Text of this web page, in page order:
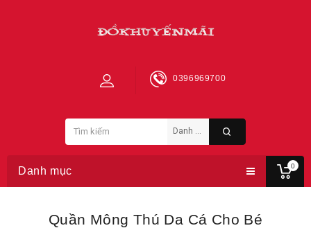
0
0396969700
Danh mục
Quần Mông Thú Da Cá Cho Bé